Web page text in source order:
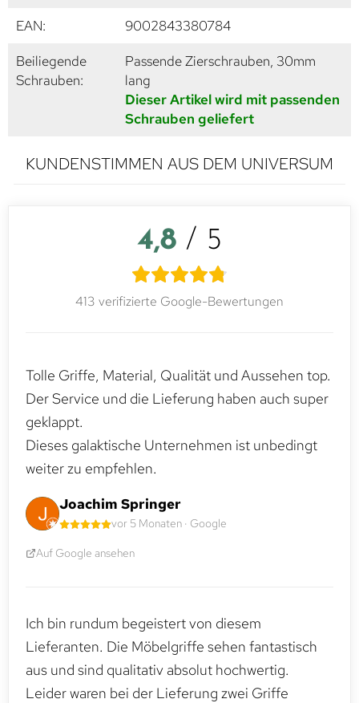
EAN:
9002843380784
Beiliegende
Schrauben:
Passende Zierschrauben, 30mm
lang
Dieser Artikel wird mit passenden
Schrauben geliefert
KUNDENSTIMMEN AUS DEM UNIVERSUM
4,8 / 5
413 verifizierte Google-Bewertungen
Tolle Griffe, Material, Qualität und Aussehen top.
Der Service und die Lieferung haben auch super
geklappt.
Dieses galaktische Unternehmen ist unbedingt
weiter zu empfehlen.
Joachim Springer
vor 5 Monaten · Google
Auf Google ansehen
Ich bin rundum begeistert von diesem
Lieferanten. Die Möbelgriffe sehen fantastisch
aus und sind qualitativ absolut hochwertig.
Leider waren bei der Lieferung zwei Griffe